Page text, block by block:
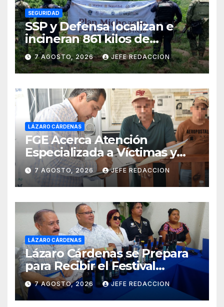
SEGURIDAD
SSP y Defensa localizan e
incineran 861 kilos de
marihuana en Huetamo
7 AGOSTO, 2026 JEFE REDACCION
LÁZARO CÁRDENAS
FGE Acerca Atención
Especializada a Víctimas y
Ciudadanía de Coalcomán
7 AGOSTO, 2026 JEFE REDACCION
LÁZARO CÁRDENAS
Lázaro Cárdenas se Prepara
para Recibir el Festival
Internacional de la Cerveza
Costa de Michoacán 2026
7 AGOSTO, 2026 JEFE REDACCION